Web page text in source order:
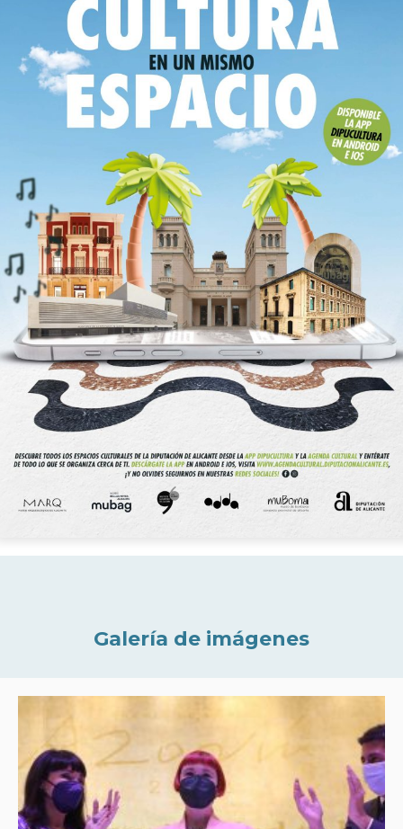
Galería de imágenes